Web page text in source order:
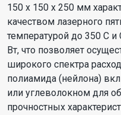
150 х 150 х 250 мм
качеством лазерного
температурой до 350 С
Вт, что позволяет
широкого спектра
полиамида (нейлона)
или углеволокном для
прочностных